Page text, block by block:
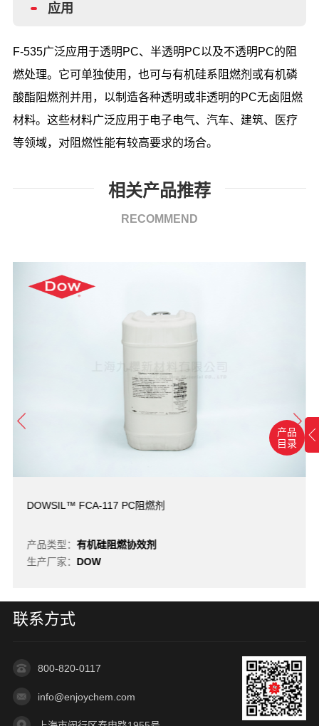
产品
目录
应用
F-535广泛应用于透明PC、半透明PC以及不透明PC的阻
燃处理。它可单独使用，也可与有机硅系阻燃剂或有机磷
酸酯阻燃剂并用，以制造各种透明或非透明的PC无卤阻燃
材料。这些材料广泛应用于电子电气、汽车、建筑、医疗
等领域，对阻燃性能有较高要求的场合。
相关产品推荐
RECOMMEND
DOWSIL™ FCA-117 PC阻燃剂
产品类型：有机硅阻燃协效剂
生产厂家： DOW
联系方式
800-820-0117
info@enjoychem.com